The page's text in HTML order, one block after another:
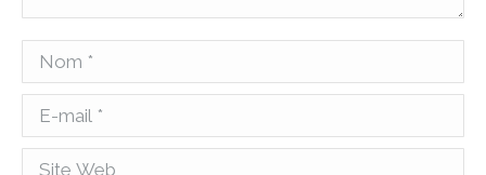
Nom *
E-mail *
Site Web